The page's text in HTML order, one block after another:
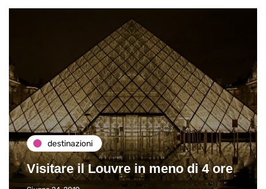
destinazioni
Visitare il Louvre in meno di 4 ore